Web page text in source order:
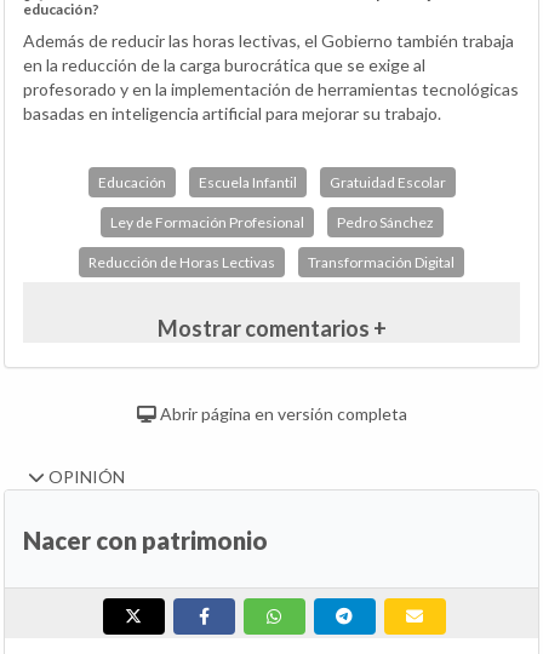
educación?
Además de reducir las horas lectivas, el Gobierno también trabaja
en la reducción de la carga burocrática que se exige al
profesorado y en la implementación de herramientas tecnológicas
basadas en inteligencia artificial para mejorar su trabajo.
Educación Escuela Infantil Gratuidad Escolar
Ley de Formación Profesional Pedro Sánchez
Reducción de Horas Lectivas Transformación Digital
Mostrar comentarios +
Abrir página en versión completa
OPINIÓN
Nacer con patrimonio